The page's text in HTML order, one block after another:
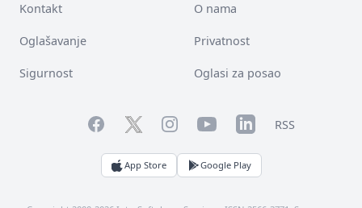
Kontakt O nama
Oglašavanje Privatnost
Sigurnost Oglasi za posao
FacebookTwitterInstagramYouTubeLinkedInRSS
App Store Google Play